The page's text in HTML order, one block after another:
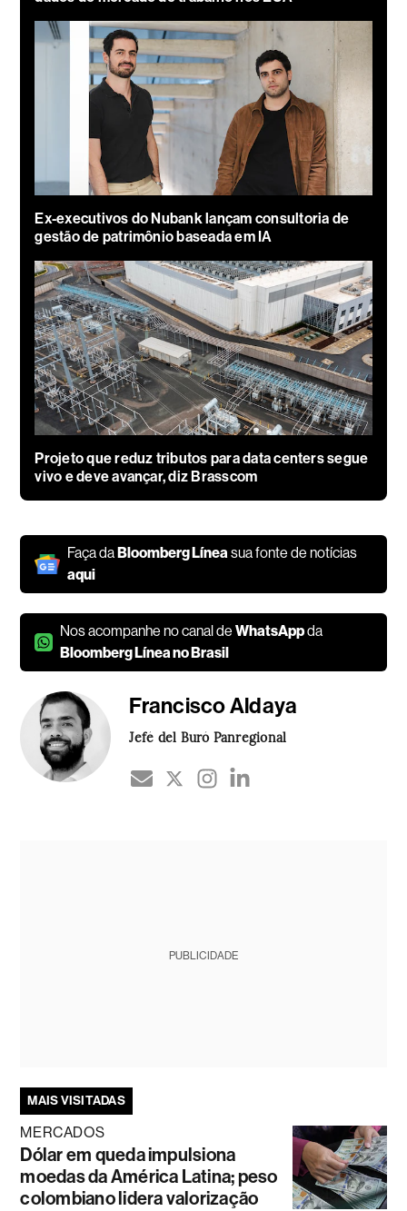
Ex-executivos do Nubank lançam consultoria de
gestão de patrimônio baseada em IA
Projeto que reduz tributos para data centers segue
vivo e deve avançar, diz Brasscom
Faça daBloomberg Líneasua fonte de notícias
aqui
Nos acompanhe no canal deWhatsAppda
Bloomberg Línea no Brasil
Francisco Aldaya
Jefé del Buró Panregional
PUBLICIDADE
MAIS VISITADAS
MERCADOS
Dólar em queda impulsiona
moedas da América Latina; peso
colombiano lidera valorização